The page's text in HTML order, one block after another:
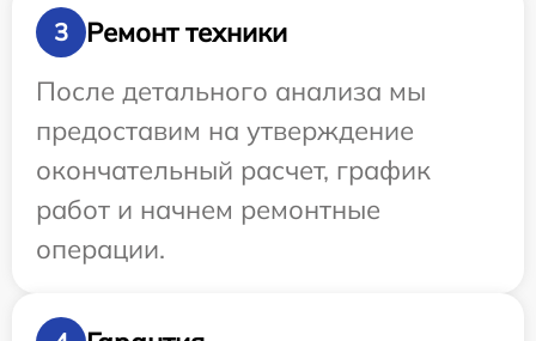
3
Ремонт техники
После детального анализа мы
предоставим на утверждение
окончательный расчет, график
работ и начнем ремонтные
операции.